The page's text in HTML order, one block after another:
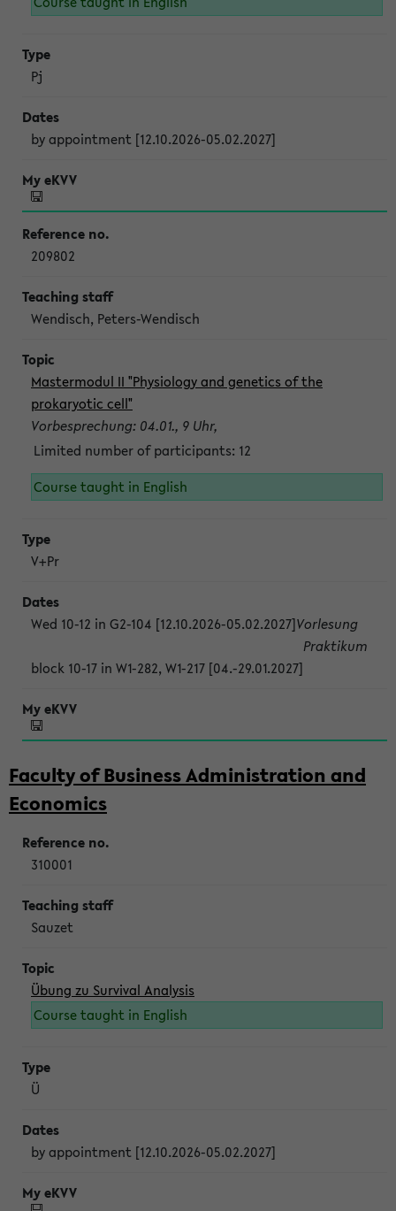
Pj
by appointment [12.10.2026-05.02.2027]
209802
Wendisch, Peters-Wendisch
Mastermodul II "Physiology and genetics of the
prokaryotic cell"
Vorbesprechung: 04.01., 9 Uhr,
Limited number of participants: 12
Course taught in English
V+Pr
Wed 10-12 in G2-104 [12.10.2026-05.02.2027]Vorlesung
block 10-17 in W1-282, W1-217 [04.-29.01.2027]
Praktikum
Faculty of Business Administration and
Economics
310001
Sauzet
Übung zu Survival Analysis
Course taught in English
Ü
by appointment [12.10.2026-05.02.2027]